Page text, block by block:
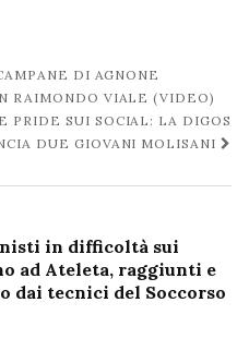
DI AGNONE
RAIMONDO VIALE (VIDEO)
PRIDE SUI SOCIAL: LA DIGOS
DUE GIOVANI MOLISANI
in difficoltà sui
ad Ateleta, raggiunti e
dai tecnici del Soccorso